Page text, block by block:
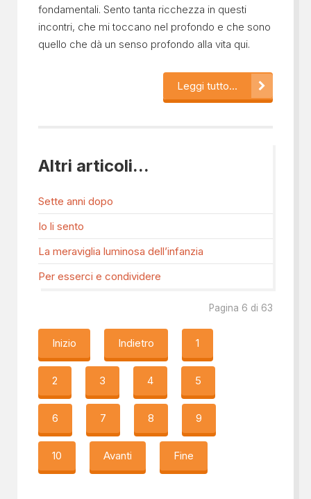
fondamentali. Sento tanta ricchezza in questi
incontri, che mi toccano nel profondo e che sono
quello che dà un senso profondo alla vita qui.
Leggi tutto...
Altri articoli...
Sette anni dopo
Io li sento
La meraviglia luminosa dell’infanzia
Per esserci e condividere
Pagina 6 di 63
Inizio Indietro 1
2 3 4 5
6 7 8 9
10 Avanti Fine